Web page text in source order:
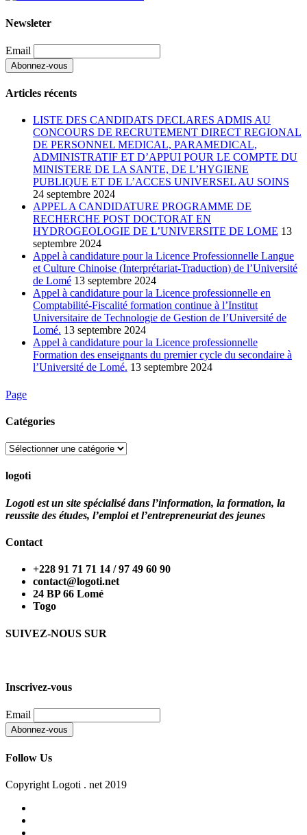
Newsleter
Email
Articles récents
LISTE DES CANDIDATS DECLARES ADMIS AU
CONCOURS DE RECRUTEMENT DIRECT REGIONAL
DE PERSONNEL MEDICAL, PARAMEDICAL,
ADMINISTRATIF ET D’APPUI POUR LE COMPTE DU
MINISTERE DE LA SANTE, DE L’HYGIENE
PUBLIQUE ET DE L’ACCES UNIVERSEL AU SOINS
24 septembre 2024
APPEL A CANDIDATURE PROGRAMME DE
RECHERCHE POST DOCTORAT EN
HYDROGEOLOGIE DE L’UNIVERSITE DE LOME 13
septembre 2024
Appel à candidature pour la Licence Professionnelle Langue
et Culture Chinoise (Interprétariat-Traduction) de l’Université
de Lomé 13 septembre 2024
Appel à candidature pour la Licence professionnelle en
Comptabilité-Fiscalité formation continue à l’Institut
Universitaire de Technologie de Gestion de l’Université de
Lomé. 13 septembre 2024
Appel à candidature pour la Licence professionnelle
Formation des enseignants du premier cycle du secondaire à
l’Université de Lomé. 13 septembre 2024
Page
Catégories
Catégories
logoti
Logoti est un site spécialisé dans l’information, la formation, la
reussite des études, l’emploi et l’entrepreneuriat des jeunes
Contact
+228 91 71 71 14 / 97 49 60 90
contact@logoti.net
24 BP 66 Lomé
Togo
SUIVEZ-NOUS SUR
Inscrivez-vous
Email
Follow Us
Copyright Logoti . net 2019